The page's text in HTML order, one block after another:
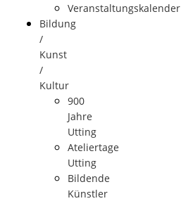
Veranstaltungskalender
Bildung
/
Kunst
/
Kultur
900
Jahre
Utting
Ateliertage
Utting
Bildende
Künstler